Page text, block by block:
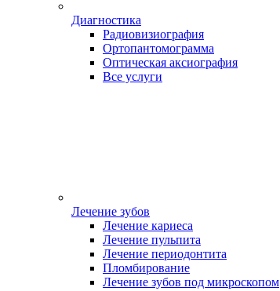
Диагностика
Радиовизиография
Ортопантомограмма
Оптическая аксиография
Все услуги
Лечение зубов
Лечение кариеса
Лечение пульпита
Лечение периодонтита
Пломбирование
Лечение зубов под микроскопом